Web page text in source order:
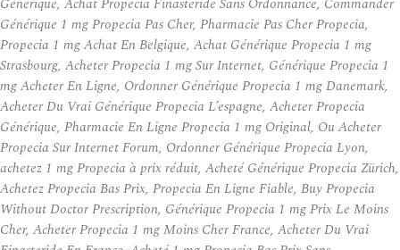
Générique 1 mg Propecia Pas Cher, Pharmacie Pas Cher Propecia,
Propecia 1 mg Achat En Belgique, Achat Générique Propecia 1 mg
Strasbourg, Acheter Propecia 1 mg Sur Internet, Générique Propecia 1
mg Acheter En Ligne, Ordonner Générique Propecia 1 mg Danemark,
Acheter Du Vrai Générique Propecia L’espagne, Acheter Propecia
Générique, Pharmacie En Ligne Propecia 1 mg Original, Ou Acheter
Propecia Sur Internet Forum, Ordonner Générique Propecia Lyon,
achetez 1 mg Propecia à prix réduit, Acheté Générique Propecia Zürich,
Achetez Propecia Bas Prix, Propecia En Ligne Fiable, Buy Propecia
Without Doctor Prescription, Générique Propecia 1 mg Prix Le Moins
Cher, Acheter Propecia 1 mg Moins Cher France, Acheter Du Vrai